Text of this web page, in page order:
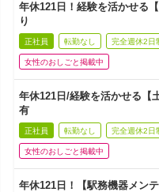
年休121日！経験を活かせる
り
正社員 転勤なし 完全週休2日
女性のおしごと掲載中
年休121日/経験を活かせる【
有
正社員 転勤なし 完全週休2日
女性のおしごと掲載中
年休121日！【駅務機器メン